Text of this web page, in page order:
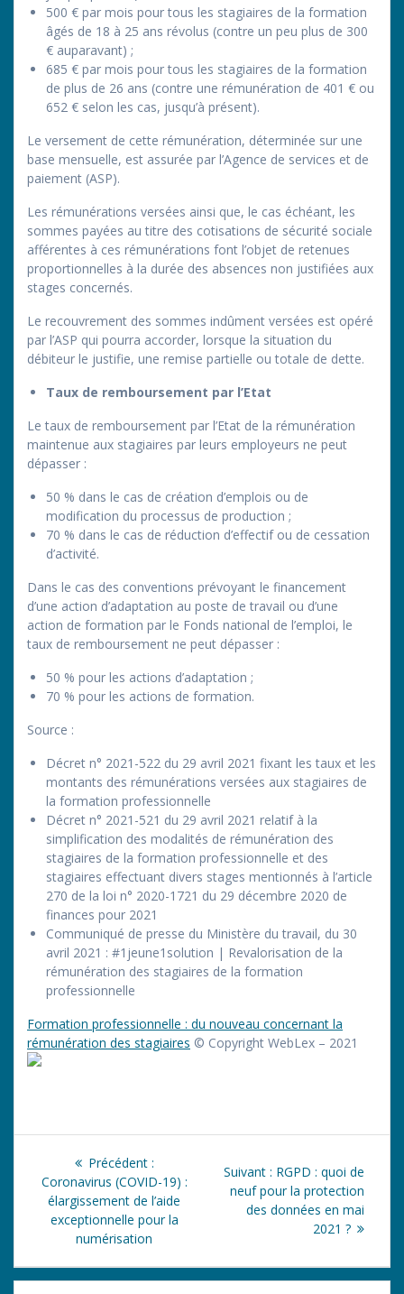
500 € par mois pour tous les stagiaires de la formation
âgés de 18 à 25 ans révolus (contre un peu plus de 300
€ auparavant) ;
685 € par mois pour tous les stagiaires de la formation
de plus de 26 ans (contre une rémunération de 401 € ou
652 € selon les cas, jusqu’à présent).
Le versement de cette rémunération, déterminée sur une
base mensuelle, est assurée par l’Agence de services et de
paiement (ASP).
Les rémunérations versées ainsi que, le cas échéant, les
sommes payées au titre des cotisations de sécurité sociale
afférentes à ces rémunérations font l’objet de retenues
proportionnelles à la durée des absences non justifiées aux
stages concernés.
Le recouvrement des sommes indûment versées est opéré
par l’ASP qui pourra accorder, lorsque la situation du
débiteur le justifie, une remise partielle ou totale de dette.
Taux de remboursement par l’Etat
Le taux de remboursement par l’Etat de la rémunération
maintenue aux stagiaires par leurs employeurs ne peut
dépasser :
50 % dans le cas de création d’emplois ou de
modification du processus de production ;
70 % dans le cas de réduction d’effectif ou de cessation
d’activité.
Dans le cas des conventions prévoyant le financement
d’une action d’adaptation au poste de travail ou d’une
action de formation par le Fonds national de l’emploi, le
taux de remboursement ne peut dépasser :
50 % pour les actions d’adaptation ;
70 % pour les actions de formation.
Source :
Décret n° 2021-522 du 29 avril 2021 fixant les taux et les
montants des rémunérations versées aux stagiaires de
la formation professionnelle
Décret n° 2021-521 du 29 avril 2021 relatif à la
simplification des modalités de rémunération des
stagiaires de la formation professionnelle et des
stagiaires effectuant divers stages mentionnés à l’article
270 de la loi n° 2020-1721 du 29 décembre 2020 de
finances pour 2021
Communiqué de presse du Ministère du travail, du 30
avril 2021 : #1jeune1solution | Revalorisation de la
rémunération des stagiaires de la formation
professionnelle
Formation professionnelle : du nouveau concernant la
rémunération des stagiaires © Copyright WebLex – 2021
Navigation
de
l’article
Précédent :Article
précédent
:
Coronavirus (COVID-19) :
élargissement de l’aide
exceptionnelle pour la
numérisation
Suivant : Article
suivant
:
RGPD : quoi de
neuf pour la protection
des données en mai
2021 ?